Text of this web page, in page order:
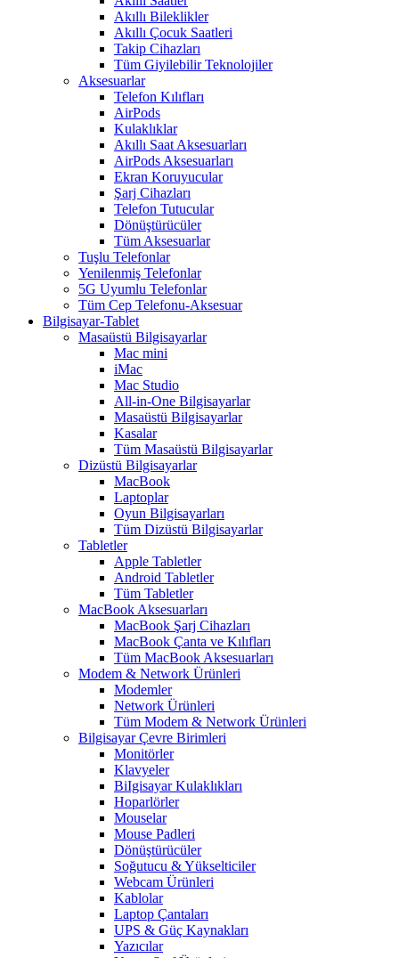
Akıllı Bileklikler
Akıllı Çocuk Saatleri
Takip Cihazları
Tüm Giyilebilir Teknolojiler
Aksesuarlar
Telefon Kılıfları
AirPods
Kulaklıklar
Akıllı Saat Aksesuarları
AirPods Aksesuarları
Ekran Koruyucular
Şarj Cihazları
Telefon Tutucular
Dönüştürücüler
Tüm Aksesuarlar
Tuşlu Telefonlar
Yenilenmiş Telefonlar
5G Uyumlu Telefonlar
Tüm Cep Telefonu-Aksesuar
Bilgisayar-Tablet
Masaüstü Bilgisayarlar
Mac mini
iMac
Mac Studio
All-in-One Bilgisayarlar
Masaüstü Bilgisayarlar
Kasalar
Tüm Masaüstü Bilgisayarlar
Dizüstü Bilgisayarlar
MacBook
Laptoplar
Oyun Bilgisayarları
Tüm Dizüstü Bilgisayarlar
Tabletler
Apple Tabletler
Android Tabletler
Tüm Tabletler
MacBook Aksesuarları
MacBook Şarj Cihazları
MacBook Çanta ve Kılıfları
Tüm MacBook Aksesuarları
Modem & Network Ürünleri
Modemler
Network Ürünleri
Tüm Modem & Network Ürünleri
Bilgisayar Çevre Birimleri
Monitörler
Klavyeler
BiIgisayar Kulaklıkları
Hoparlörler
Mouselar
Mouse Padleri
Dönüştürücüler
Soğutucu & Yükselticiler
Webcam Ürünleri
Kablolar
Laptop Çantaları
UPS & Güç Kaynakları
Yazıcılar